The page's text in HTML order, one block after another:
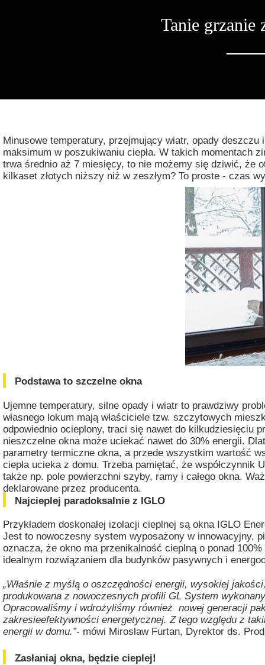
Zasłaniaj okna, będzie cieplej!
Podstawa to szczelne okna
Najcieplej paradoksalnie z IGLO
„Właśnie z myślą o oszczędności energii, wysokiej
produkowana z nowoczesnych profili GL System
Opracowaliśmy i wdrożyliśmy również nowej generacji
zakresieefektywności energetycznej. Z tego względu z
energii w domu.”- mówi Mirosław Furtan, Dyrektor ds.
Przykładem doskonałej izolacji cieplnej są okna IGLO
Jest to nowoczesny system wyposażony w innowacyjny,
oznacza, że okno ma przenikalność cieplną o ponad
idealnym rozwiązaniem dla budynków pasywnych i
Minusowe temperatury, przejmujący wiatr, opady
maksimum w poszukiwaniu ciepła. W takich momentach
trwa średnio aż 7 miesięcy, to nie możemy się dziwić, że
kilkaset złotych niższy niż w zeszłym? To proste - czas
Ujemne temperatury, silne opady i wiatr to prawdziwy
własnego lokum mają właściciele tzw. szczytowych
odpowiednio ocieplony, traci się nawet do kilkudziesięciu
nieszczelne okna może uciekać nawet do 30% energii.
parametry termiczne okna, a przede wszystkim wartość
ciepła ucieka z domu. Trzeba pamiętać, że
także np. pole powierzchni szyby, ramy i całego okna.
deklarowane przez producenta.
Tanie grzanie